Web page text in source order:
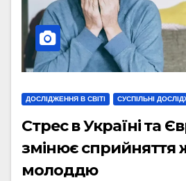
ДОСЛІДЖЕННЯ В СВІТІ СУСПІЛЬНІ
Стрес в Україні та
змінює сприйняття
молоддю